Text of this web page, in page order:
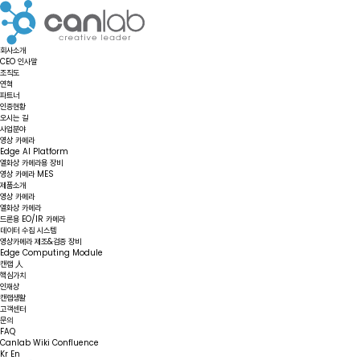
회사소개
CEO 인사말
조직도
연혁
파트너
인증현황
오시는 길
사업분야
영상 카메라
Edge AI Platform
열화상 카메라용 장비
영상 카메라 MES
제품소개
영상 카메라
열화상 카메라
드론용 EO/IR 카메라
데이터 수집 시스템
영상카메라 제조&검증 장비
Edge Computing Module
캔랩 人
핵심가치
인재상
캔랩생활
고객센터
문의
FAQ
Canlab Wiki Confluence
Kr En